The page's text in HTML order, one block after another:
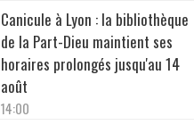
Canicule à Lyon : la bibliothèque
de la Part-Dieu maintient ses
horaires prolongés jusqu'au 14
août
14:00